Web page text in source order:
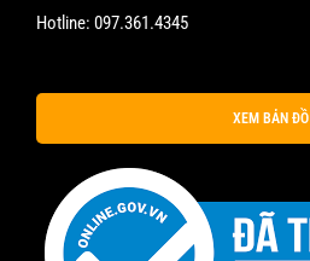
Hotline: 097.361.4345
XEM BẢN ĐỒ